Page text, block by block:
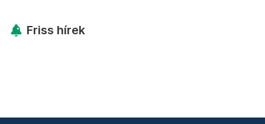
Friss hírek